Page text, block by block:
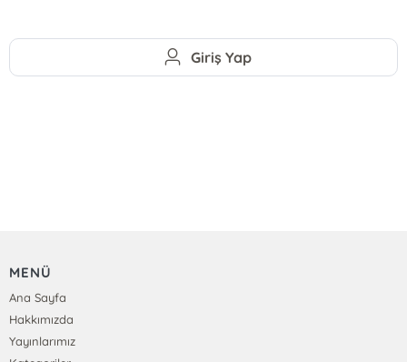
Giriş Yap
MENÜ
Ana Sayfa
Hakkımızda
Yayınlarımız